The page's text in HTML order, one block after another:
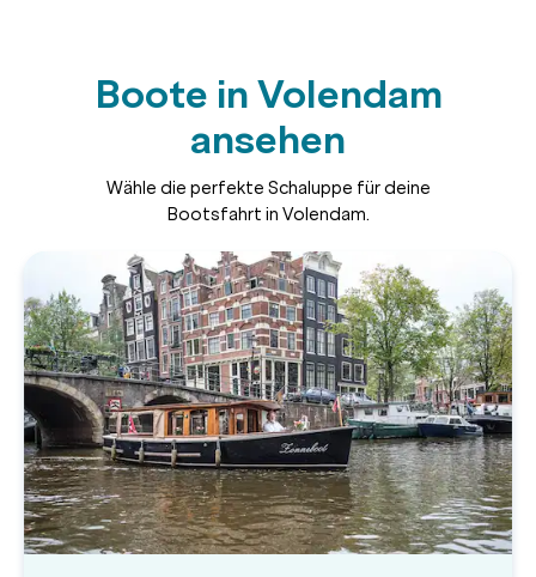
Boote in Volendam
ansehen
Wähle die perfekte Schaluppe für deine
Bootsfahrt in Volendam.